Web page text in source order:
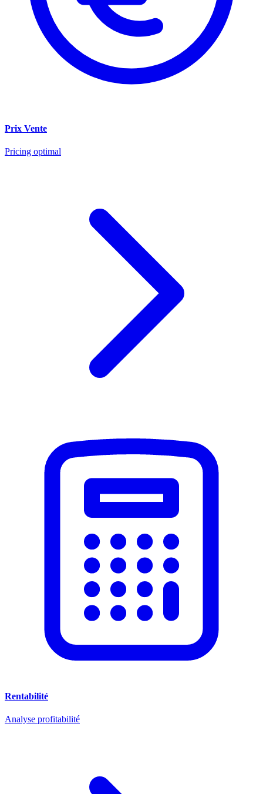
Prix Vente
Pricing optimal
Rentabilité
Analyse profitabilité